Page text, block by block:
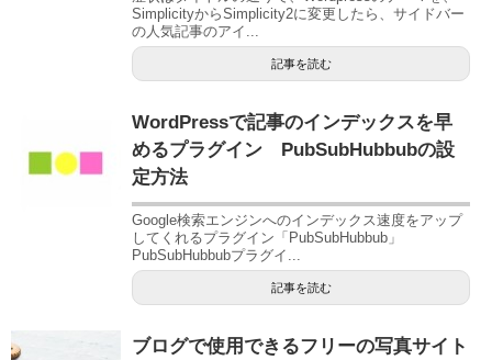
SimplicityからSimplicity2に変更したら、サイドバー
の人気記事のアイ...
記事を読む
WordPressで記事のインデックスを早
めるプラグイン PubSubHubbubの設
定方法
Google検索エンジンへのインデックス速度をアップ
してくれるプラグイン「PubSubHubbub」
PubSubHubbubプラグイ...
記事を読む
ブログで使用できるフリーの写真サイト